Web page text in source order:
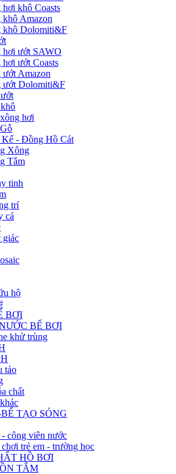
khô Coasts
Amazon
khô Dolomiti&F
hơi ướt SAWO
ướt Coasts
Amazon
ướt Dolomiti&F
hơi
- Đồng Hồ Cát
Xông
Tắm
tinh
trí
cá
giác
hộ
BƠI
BỂ BƠI
khử trùng
tảo
chất
TẠO SÓNG
công viên nước
trẻ em - trường học
HỒ BƠI
TẮM